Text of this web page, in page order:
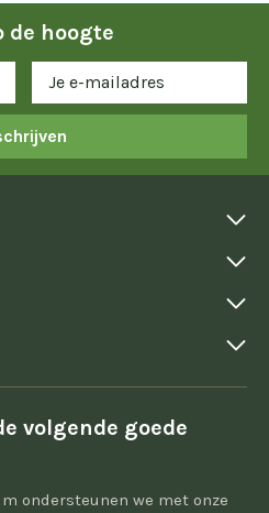
de hoogte
volgende goede
ondersteunen we met onze